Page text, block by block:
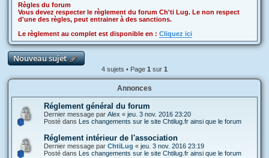
Règles du forum
Vous devez respecter le règlement du forum Ch'ti Lug. Le non respect
d'une des règles, peut entrainer à des sanctions.
Le règlement au complet est disponible en : Cliquez ici
Nouveau sujet
4 sujets • Page 1 sur 1
Annonces
Réglement général du forum
Dernier message par Alex « jeu. 3 nov. 2016 23:20
Posté dans Les changements sur le site Chtilug.fr ainsi que le forum
Réglement intérieur de l'association
Dernier message par ChtiLug « jeu. 3 nov. 2016 23:19
Posté dans Les changements sur le site Chtilug.fr ainsi que le forum